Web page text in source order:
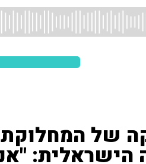
של המחלוקת'